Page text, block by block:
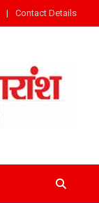
Contact Details